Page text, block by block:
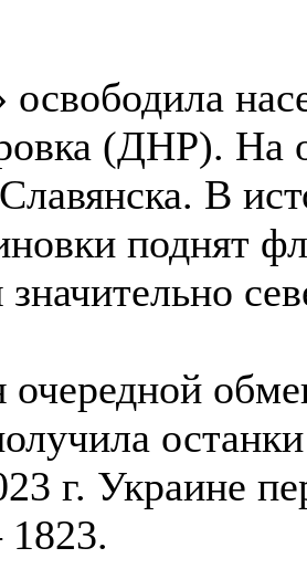
(ДНР). На
В
поднят
очередной
г. Украине